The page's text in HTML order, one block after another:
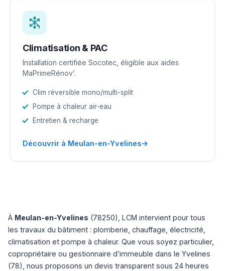
Climatisation & PAC
Installation certifiée Socotec, éligible aux aides
MaPrimeRénov’.
Clim réversible mono/multi-split
Pompe à chaleur air-eau
Entretien & recharge
Découvrir à Meulan-en-Yvelines→
À Meulan-en-Yvelines (78250), LCM intervient pour tous
les travaux du bâtiment : plomberie, chauffage, électricité,
climatisation et pompe à chaleur. Que vous soyez particulier,
copropriétaire ou gestionnaire d’immeuble dans le Yvelines
(78), nous proposons un devis transparent sous 24 heures